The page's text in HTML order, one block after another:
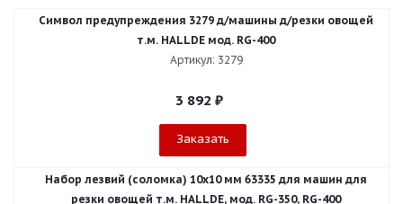
Символ предупреждения 3279 д/машины д/резки овощей
т.м. HALLDE мод. RG-400
Артикул: 3279
3 892 ₽
Заказать
Набор лезвий (соломка) 10х10 мм 63335 для машин для
резки овощей т.м. HALLDE, мод. RG-350, RG-400